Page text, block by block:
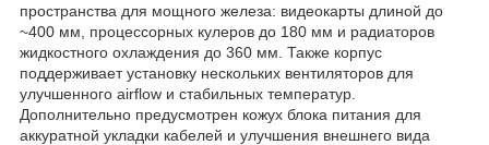
пространства для мощного железа: видеокарты длиной до
~400 мм, процессорных кулеров до 180 мм и радиаторов
жидкостного охлаждения до 360 мм. Также корпус
поддерживает установку нескольких вентиляторов для
улучшенного airflow и стабильных температур.
Дополнительно предусмотрен кожух блока питания для
аккуратной укладки кабелей и улучшения внешнего вида